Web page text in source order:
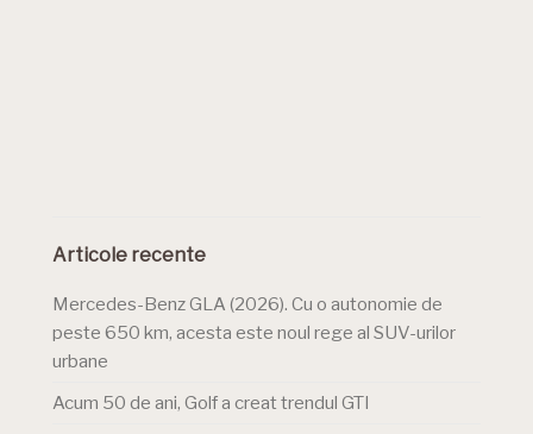
Articole recente
Mercedes-Benz GLA (2026). Cu o autonomie de
peste 650 km, acesta este noul rege al SUV-urilor
urbane
Acum 50 de ani, Golf a creat trendul GTI